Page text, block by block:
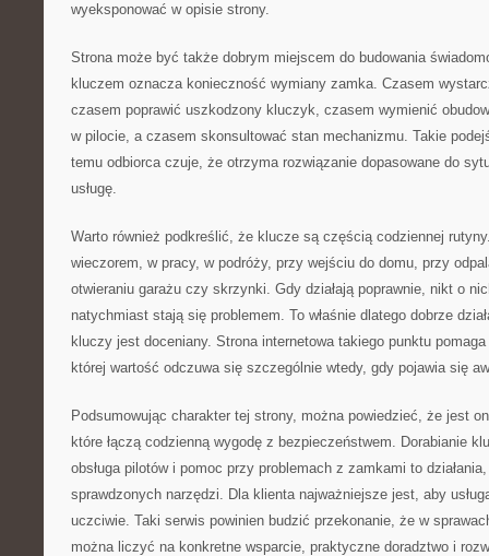
wyeksponować w opisie strony.
Strona może być także dobrym miejscem do budowania
kluczem oznacza konieczność wymiany zamka. Czasem
czasem poprawić uszkodzony kluczyk, czasem wymienić
w pilocie, a czasem skonsultować stan mechanizmu. Takie
temu odbiorca czuje, że otrzyma rozwiązanie dopasowane do
usługę.
Warto również podkreślić, że klucze są częścią codziennej
wieczorem, w pracy, w podróży, przy wejściu do domu, przy
otwieraniu garażu czy skrzynki. Gdy działają poprawnie, nikt o
natychmiast stają się problemem. To właśnie dlatego dobrze
kluczy jest doceniany. Strona internetowa takiego punktu
której wartość odczuwa się szczególnie wtedy, gdy pojawia się
Podsumowując charakter tej strony, można powiedzieć, że jest
które łączą codzienną wygodę z bezpieczeństwem. Dorabianie
obsługa pilotów i pomoc przy problemach z zamkami to
sprawdzonych narzędzi. Dla klienta najważniejsze jest, aby
uczciwie. Taki serwis powinien budzić przekonanie, że w
można liczyć na konkretne wsparcie, praktyczne doradztwo i